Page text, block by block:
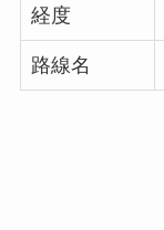
経度
路線名